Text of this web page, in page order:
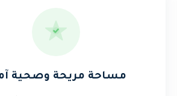
مساحة مريحة وصحية